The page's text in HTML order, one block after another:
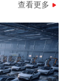
查看更多